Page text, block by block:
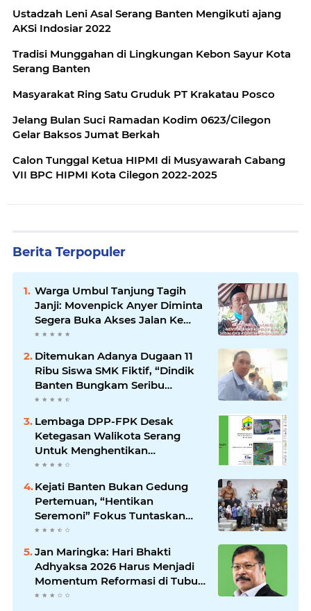
Ustadzah Leni Asal Serang Banten Mengikuti ajang
AKSi Indosiar 2022
Tradisi Munggahan di Lingkungan Kebon Sayur Kota
Serang Banten
Masyarakat Ring Satu Gruduk PT Krakatau Posco
Jelang Bulan Suci Ramadan Kodim 0623/Cilegon
Gelar Baksos Jumat Berkah
Calon Tunggal Ketua HIPMI di Musyawarah Cabang
VII BPC HIPMI Kota Cilegon 2022-2025
Berita Terpopuler
Warga Umbul Tanjung Tagih
Janji: Movenpick Anyer Diminta
Segera Buka Akses Jalan Ke
Pantai
Ditemukan Adanya Dugaan 11
Ribu Siswa SMK Fiktif, “Dindik
Banten Bungkam Seribu
Bahasa”
Lembaga DPP-FPK Desak
Ketegasan Walikota Serang
Untuk Menghentikan
Sementara Revitalisasi Alun-
Alun
Kejati Banten Bukan Gedung
Pertemuan, “Hentikan
Seremoni” Fokus Tuntaskan
Korupsi!
Jan Maringka: Hari Bhakti
Adhyaksa 2026 Harus Menjadi
Momentum Reformasi di Tubuh
Kejaksaan